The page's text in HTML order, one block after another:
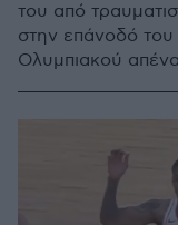
του από
στην επάνοδό
Ολυμπιακού